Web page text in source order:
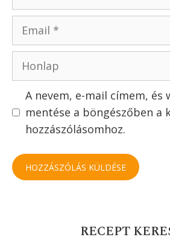
5 1 szavazatból (
Szólj hozzá!
Értékeld a receptet
Hozzászólás